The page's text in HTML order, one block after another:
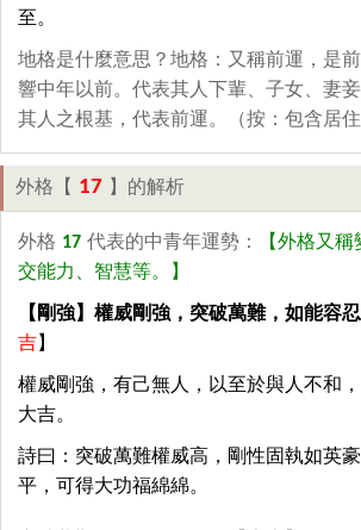
至。
地格是什麼意思？地格：又稱前運，是
響中年以前。代表其人下輩、子女、妻
其人之根基，代表前運。（按：包含居住
外格【 17 】的解析
外格 17 代表的中青年運勢：
【外格又
交能力、智慧等。】
【剛強】權威剛強，突破萬難，如能容
吉】
權威剛強，有己無人，以至於與人不和
大吉。
詩曰：突破萬難權威高，剛性固執如英
平，可得大功福綿綿。